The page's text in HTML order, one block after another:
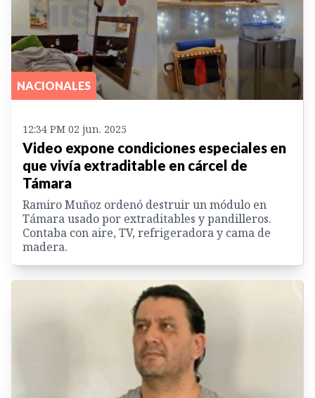
NACIONALES
12:34 PM 02 jun. 2025
Video expone condiciones especiales en
que vivía extraditable en cárcel de
Támara
Ramiro Muñoz ordenó destruir un módulo en
Támara usado por extraditables y pandilleros.
Contaba con aire, TV, refrigeradora y cama de
madera.